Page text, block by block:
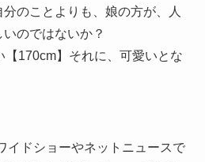
のことよりも、娘の方が、人
のではないか？
【170cm】それに、可愛いとな
イドショーやネットニュースで